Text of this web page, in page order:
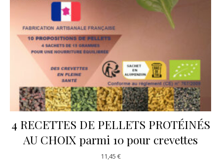
4 RECETTES DE PELLETS PROTÉINÉS
AU CHOIX parmi 10 pour crevettes
11,45 €